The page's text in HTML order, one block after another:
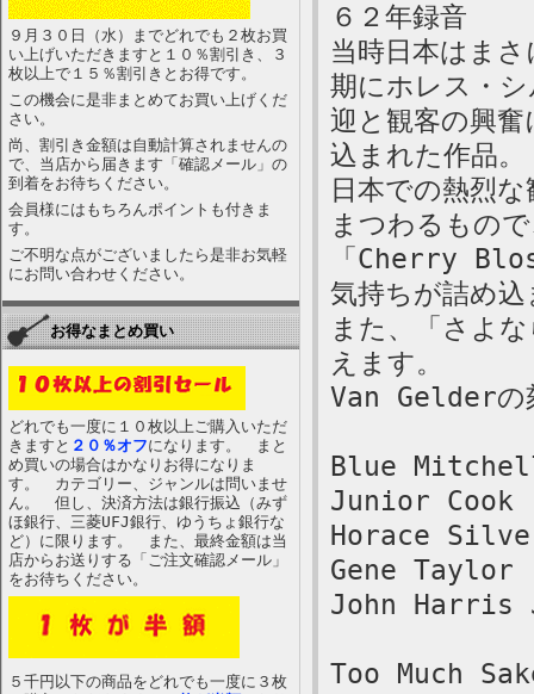
９月３０日（水）までどれでも２枚お買
い上げいただきますと１０％割引き、３
枚以上で１５％割引きとお得です。
この機会に是非まとめてお買い上げくだ
さい。
尚、割引き金額は自動計算されませんの
で、当店から届きます「確認メール」の
到着をお待ちください。
会員様にはもちろんポイントも付きま
す。
ご不明な点がございましたら是非お気軽
にお問い合わせください。
お得なまとめ買い
どれでも一度に１０枚以上ご購入いただ
きますと ２０％オフになります。 まと
め買いの場合はかなりお得になりま
す。 カテゴリー、ジャンルは問いませ
ん。 但し、決済方法は銀行振込（みず
ほ銀行、三菱UFJ銀行、ゆうちょ銀行な
ど）に限ります。 また、最終金額は当
店からお送りする「ご注文確認メール」
をお待ちください。
５千円以下の商品をどれでも一度に３枚
６２年録音
当時日本はま
期にホレス・
迎と観客の興
込まれた作品。
日本での熱烈
まつわるもの
「Cherry
気持ちが詰め
また、「さよ
えます。
Van Gelderの
Blue
Junior
Horace
Gene Taylor
John
Too Much